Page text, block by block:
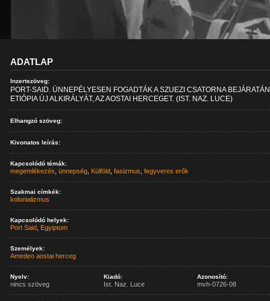
ADATLAP
Inzertszöveg:
PORT-SAID. ÜNNEPÉLYESEN FOGADTÁK A SZUEZI CSATORNA
ETIÓPIA ÚJ ALKIRÁLYÁT, AZ AOSTAI HERCEGET. (IST. NAZ. LUCE)
Elhangzó szöveg:
Kivonatos leírás:
Kapcsolódó témák:
megemlékezés ,ünnepség Külföld ,fasizmus ,fegyveres erők
Szakmai címkék:
kolonializmus
Kapcsolódó helyek:
Port Said Egyiptom
Személyek:
Amedeo aostai herceg
Nyelv:
nincs szöveg
Kiadó:
Ist. Naz. Luce
Azonosító:
mvh-0726-08